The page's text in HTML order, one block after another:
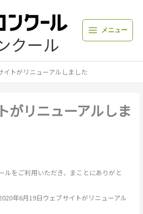
クール
メニュー
イトがリニューアルしました
がリニューアルしま
ルをご利用いただき、まことにありがと
年6月19日ウェブサイトがリニューアル